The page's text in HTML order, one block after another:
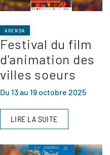
AGENDA
Festival du film
d'animation des
villes soeurs
Du 13 au 19 octobre 2025
LIRE LA SUITE